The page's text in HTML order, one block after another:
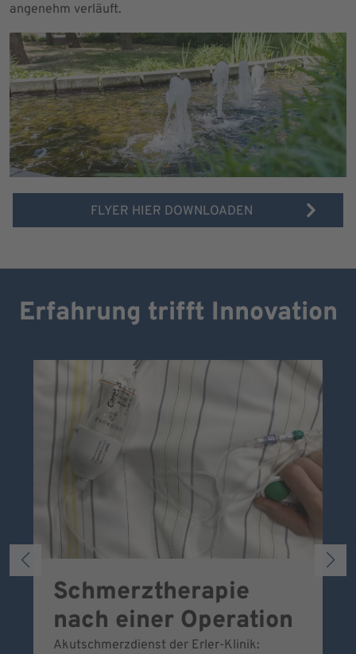
angenehm verläuft.
FLYER HIER DOWNLOADEN
Erfahrung trifft Innovation
Schmerztherapie
nach einer Operation
Akutschmerzdienst der Erler-Klinik: